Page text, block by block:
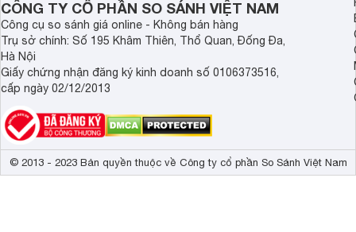
màu trang nhã, nhẹ nhàng mang màu sắc tinh tế, dễ dàng
người tiêu dùng trong việc lựa chọn vị trí đặt sản phẩm.
Lòng
SKIF-2500.XJ được làm bằng
phẩm được bảo quản bên trong. Bề mặt được làm từ
nhanh chóng và hiệu quả hơn. Thân tủ được làm từ chất
tốt, nâng cao độ bền bỉ cho sản phẩm này. Bên cạnh đó
đóng mở cánh tủ dễ dàng hơn bao giờ hết.
Tủ đôngSumikura 1100 lít SKIF-2500.XJ được trang bị
tủ giúp người dùng dễ dàng tùy chỉnh nhiệt độ theo mong
CÔNG TY CỔ PHẦN SO SÁNH VIỆT NAM
Công cụ so sánh giá online - Không bán hàng
Trụ sở chính: Số 195 Khâm Thiên, Thổ Quan, Đống Đa,
Hà Nội
Giấy chứng nhận đăng ký kinh doanh số 0106373516,
cấp ngày 02/12/2013
© 2013 - 2023 Bản quyền thuộc về Công ty cổ phần So Sánh Việt Nam